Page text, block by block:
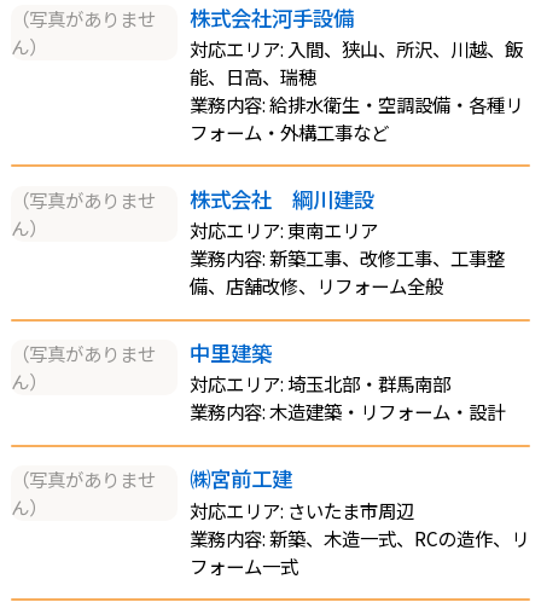
（写真がありませ
ん）
株式会社河手設備
対応エリア: 入間、狭山、所沢、川越、飯
能、日高、瑞穂
業務内容: 給排水衛生・空調設備・各種リ
フォーム・外構工事など
（写真がありませ
ん）
株式会社 綱川建設
対応エリア: 東南エリア
業務内容: 新築工事、改修工事、工事整
備、店舗改修、リフォーム全般
（写真がありませ
ん）
中里建築
対応エリア: 埼玉北部・群馬南部
業務内容: 木造建築・リフォーム・設計
（写真がありませ
ん）
㈱宮前工建
対応エリア: さいたま市周辺
業務内容: 新築、木造一式、RCの造作、リ
フォーム一式